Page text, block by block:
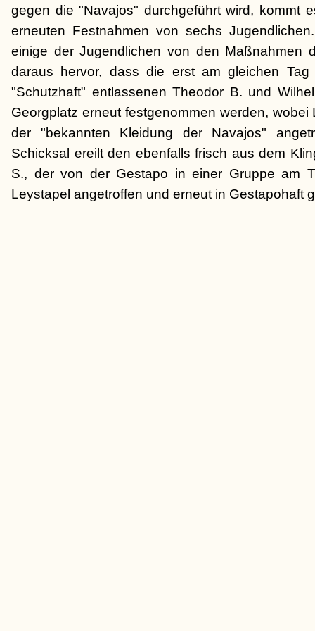
gegen die "Navajos" durchgeführt wird, kommt
erneuten Festnahmen von sechs
einige der Jugendlichen von den Maßnahmen
daraus hervor, dass die erst am gleichen Tag
"Schutzhaft" entlassenen Theodor B. und
Georgplatz erneut festgenommen werden, wobei
der "bekannten Kleidung der Navajos"
Schicksal ereilt den ebenfalls frisch aus dem
S., der von der Gestapo in einer Gruppe am
Leystapel angetroffen und erneut in Gestapohaft